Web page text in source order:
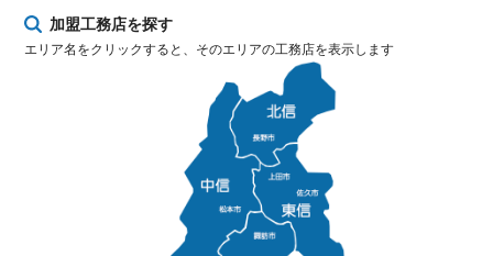
加盟工務店を探す
エリア名をクリックすると、そのエリアの工務店を表示します